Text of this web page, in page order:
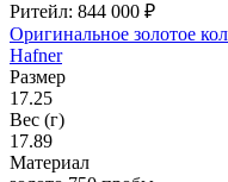
Ритейл: 844 000 ₽
Оригинальное золотое
Hafner
Размер
17.25
Вес (г)
17.89
Материал